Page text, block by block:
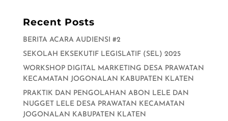
Recent Posts
BERITA ACARA AUDIENSI #2
SEKOLAH EKSEKUTIF LEGISLATIF (SEL) 2025
WORKSHOP DIGITAL MARKETING DESA PRAWATAN
KECAMATAN JOGONALAN KABUPATEN KLATEN
PRAKTIK DAN PENGOLAHAN ABON LELE DAN
NUGGET LELE DESA PRAWATAN KECAMATAN
JOGONALAN KABUPATEN KLATEN